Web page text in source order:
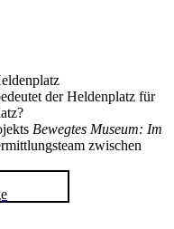
der Heldenplatz für
Bewegtes Museum: Im
zwischen